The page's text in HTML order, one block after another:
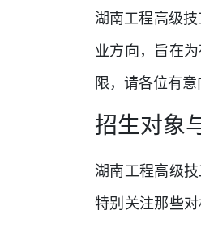
湖南工程高级
业方向，旨在
限，请各位有意
招生对象
湖南工程高级
特别关注那些